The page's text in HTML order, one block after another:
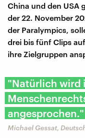
China und den USA
der 22. November
der Paralympics,
drei bis fünf Clips
ihre Zielgruppen
"Natürlich wird
angesprochen."
Michael Gessat,